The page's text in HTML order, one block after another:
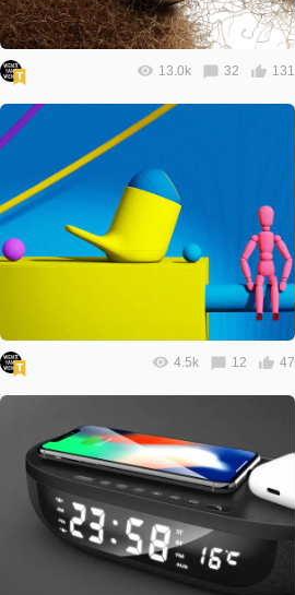
13.0k 32 131
4.5k 12 47